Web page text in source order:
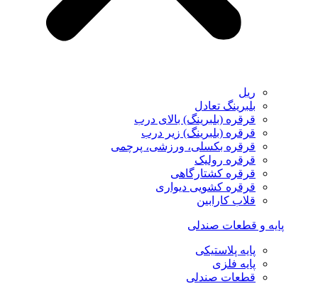
ریل
بلبرینگ تعادل
قرقره (بلبرینگ) بالای درب
قرقره (بلبرینگ) زیر درب
قرقره بکسلی، ورزشی، پرچمی
قرقره رولیک
قرقره کشتارگاهی
قرقره کشویی دیواری
قلاب کارابین
پایه و قطعات صندلی
پایه پلاستیکی
پایه فلزی
قطعات صندلی